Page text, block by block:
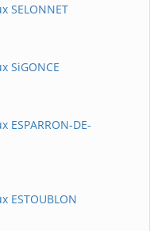
SELONNET
SiGONCE
DE-
ESTOUBLON